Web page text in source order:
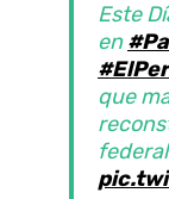
Este
en
que